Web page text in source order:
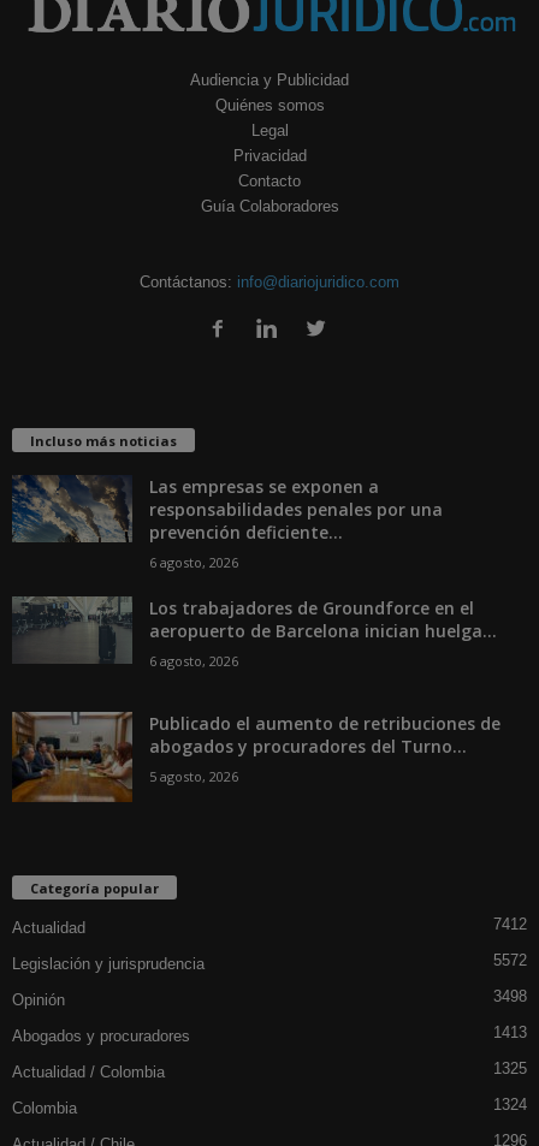
Audiencia y Publicidad
Quiénes somos
Legal
Privacidad
Contacto
Guía Colaboradores
Contáctanos: info@diariojuridico.com
Incluso más noticias
Las empresas se exponen a
responsabilidades penales por una
prevención deficiente...
6 agosto, 2026
Los trabajadores de Groundforce en el
aeropuerto de Barcelona inician huelga...
6 agosto, 2026
Publicado el aumento de retribuciones de
abogados y procuradores del Turno...
5 agosto, 2026
Categoría popular
Actualidad 7412
Legislación y jurisprudencia 5572
Opinión 3498
Abogados y procuradores 1413
Actualidad / Colombia 1325
Colombia 1324
1296